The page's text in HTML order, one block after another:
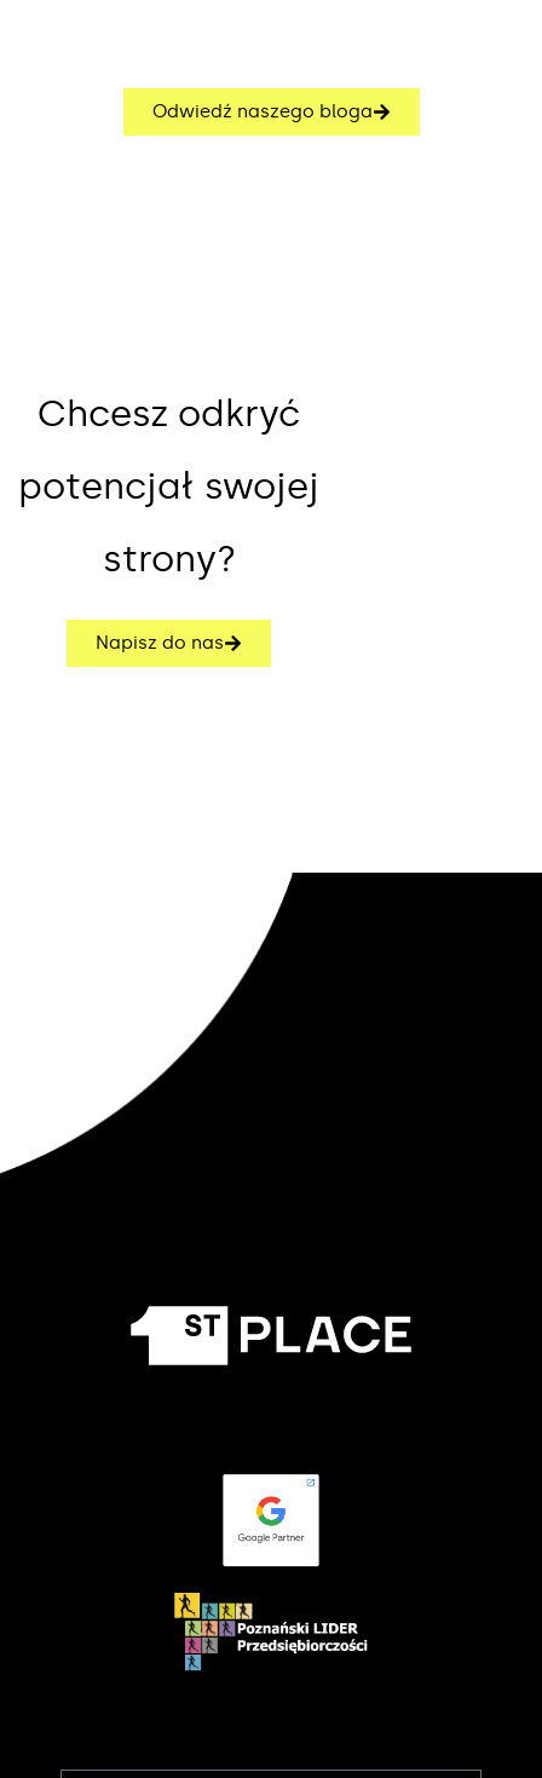
Odwiedź naszego bloga
Chcesz odkryć
potencjał swojej
strony?
Napisz do nas